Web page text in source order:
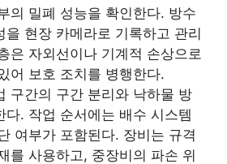
의 밀폐 성능을 확인한다. 방수
을 현장 카메라로 기록하고 관리
은 자외선이나 기계적 손상으로
어 보호 조치를 병행한다.
구간의 구간 분리와 낙하물 방
다. 작업 순서에는 배수 시스템
여부가 포함된다. 장비는 규격
를 사용하고, 중장비의 파손 위